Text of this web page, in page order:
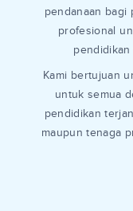
pendanaan bagi
profesional
Kami bertujuan
untuk semua
pendidikan
maupun tenaga